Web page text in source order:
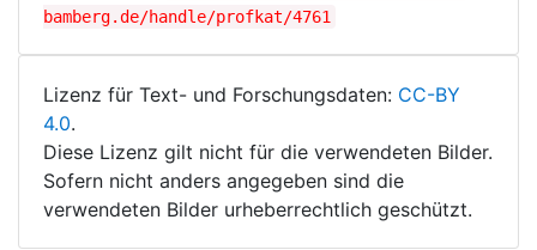
bamberg.de/handle/profkat/4761
Lizenz für Text- und Forschungsdaten: CC-BY
4.0.
Diese Lizenz gilt nicht für die verwendeten Bilder.
Sofern nicht anders angegeben sind die
verwendeten Bilder urheberrechtlich geschützt.